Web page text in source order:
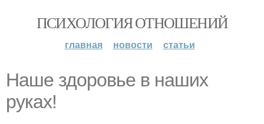
ПСИХОЛОГИЯ ОТНОШЕНИЙ
главная новости статьи
Наше здоровье в наших
руках!